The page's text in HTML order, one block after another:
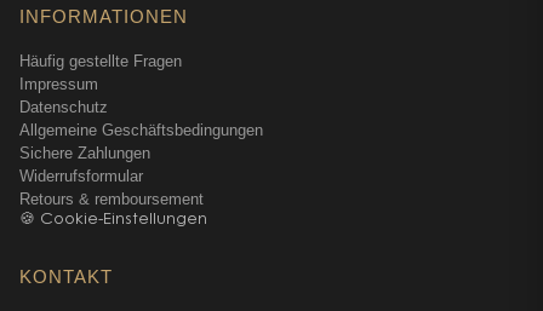
INFORMATIONEN
Häufig gestellte Fragen
Impressum
Datenschutz
Allgemeine Geschäftsbedingungen
Sichere Zahlungen
Widerrufsformular
Retours & remboursement
🍪 Cookie-Einstellungen
KONTAKT